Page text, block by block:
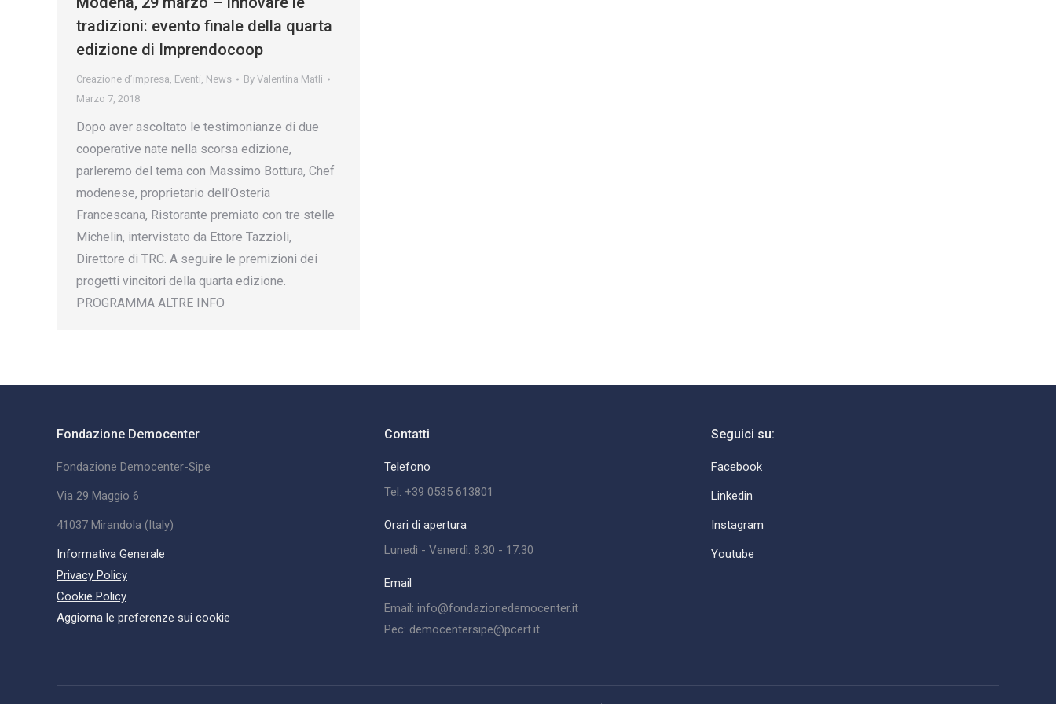
tradizioni: evento finale della quarta
edizione di Imprendocoop
Creazione d’impresa, Eventi, News By Valentina Matli
Marzo 7, 2018
Dopo aver ascoltato le testimonianze di due
cooperative nate nella scorsa edizione,
parleremo del tema con Massimo Bottura, Chef
modenese, proprietario dell’Osteria
Francescana, Ristorante premiato con tre stelle
Michelin, intervistato da Ettore Tazzioli,
Direttore di TRC. A seguire le premizioni dei
progetti vincitori della quarta edizione.
PROGRAMMA ALTRE INFO
Fondazione Democenter
Fondazione Democenter-Sipe
Via 29 Maggio 6
41037 Mirandola (Italy)
Informativa Generale
Privacy Policy
Cookie Policy
Aggiorna le preferenze sui cookie
Contatti
Telefono
Tel: +39 0535 613801
Orari di apertura
Lunedì - Venerdì: 8.30 - 17.30
Email
Email: info@fondazionedemocenter.it
Pec: democentersipe@pcert.it
Seguici su:
Facebook
Linkedin
Instagram
Youtube